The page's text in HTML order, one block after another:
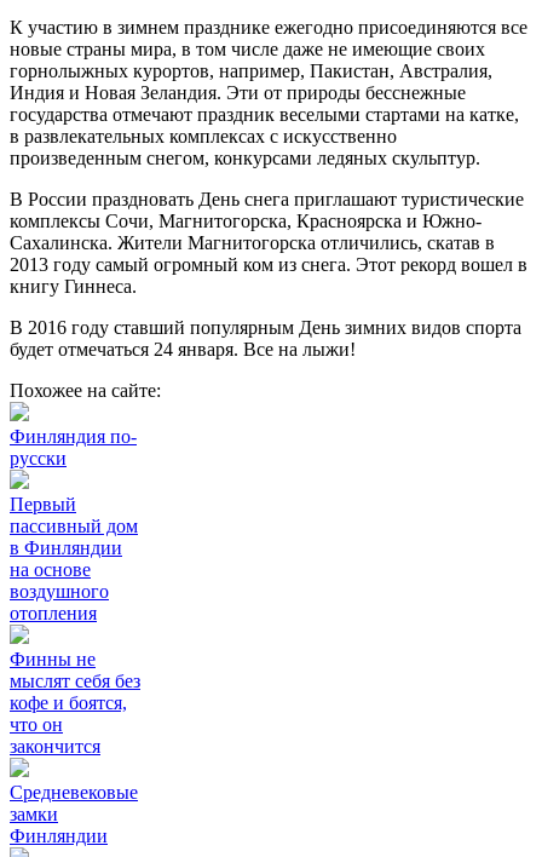
К участию в зимнем празднике ежегодно присоединяются все
новые страны мира, в том числе даже не имеющие своих
горнолыжных курортов, например, Пакистан, Австралия,
Индия и Новая Зеландия. Эти от природы бесснежные
государства отмечают праздник веселыми стартами на катке,
в развлекательных комплексах с искусственно
произведенным снегом, конкурсами ледяных скульптур.
В России праздновать День снега приглашают туристические
комплексы Сочи, Магнитогорска, Красноярска и Южно-
Сахалинска. Жители Магнитогорска отличились, скатав в
2013 году самый огромный ком из снега. Этот рекорд вошел в
книгу Гиннеса.
В 2016 году ставший популярным День зимних видов спорта
будет отмечаться 24 января. Все на лыжи!
Похожее на сайте:
Финляндия по-
русски
Первый
пассивный дом
в Финляндии
на основе
воздушного
отопления
Финны не
мыслят себя без
кофе и боятся,
что он
закончится
Средневековые
замки
Финляндии